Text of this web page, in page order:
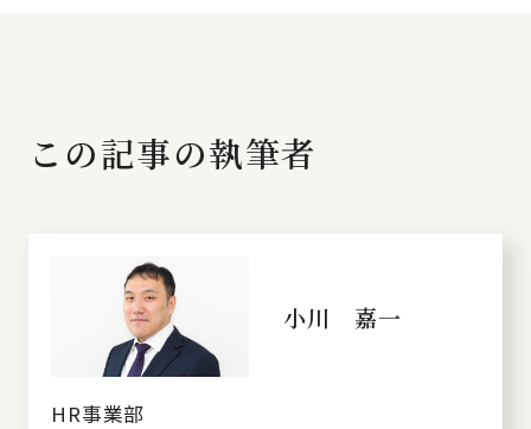
この記事の執筆者
小川 嘉一
HR事業部